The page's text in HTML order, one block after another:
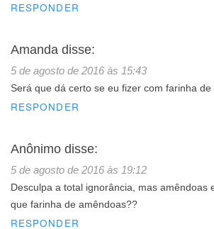
RESPONDER
Amanda disse:
5 de agosto de 2016 às 15:43
Será que dá certo se eu fizer com farinha de
RESPONDER
Anônimo disse:
5 de agosto de 2016 às 19:12
Desculpa a total ignorância, mas amêndoas
que farinha de amêndoas??
RESPONDER